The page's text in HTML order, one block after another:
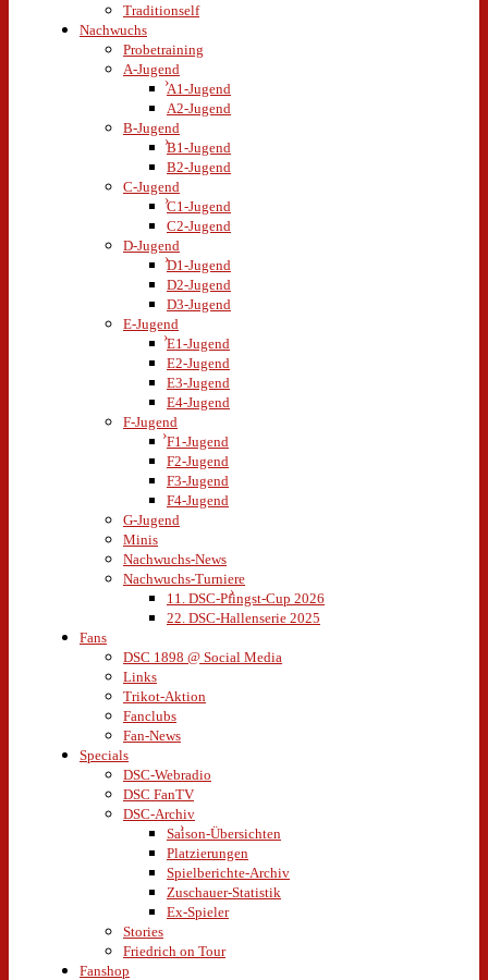
Traditionself
Nachwuchs
Probetraining
A-Jugend
A1-Jugend
A2-Jugend
B-Jugend
B1-Jugend
B2-Jugend
C-Jugend
C1-Jugend
C2-Jugend
D-Jugend
D1-Jugend
D2-Jugend
D3-Jugend
E-Jugend
E1-Jugend
E2-Jugend
E3-Jugend
E4-Jugend
F-Jugend
F1-Jugend
F2-Jugend
F3-Jugend
F4-Jugend
G-Jugend
Minis
Nachwuchs-News
Nachwuchs-Turniere
11. DSC-Pfingst-Cup 2026
22. DSC-Hallenserie 2025
Fans
DSC 1898 @ Social Media
Links
Trikot-Aktion
Fanclubs
Fan-News
Specials
DSC-Webradio
DSC FanTV
DSC-Archiv
Saison-Übersichten
Platzierungen
Spielberichte-Archiv
Zuschauer-Statistik
Ex-Spieler
Stories
Friedrich on Tour
Fanshop